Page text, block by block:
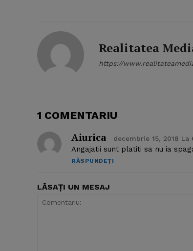
Realitatea
https://
1 COMENTARIU
Aiurica decembrie 15, 2018 La
Angajatii sunt platiti sa nu ia
RĂSPUNDEȚI
LĂSAȚI UN MESAJ